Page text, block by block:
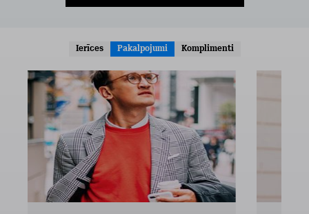
Ierīces Pakalpojumi Komplimenti